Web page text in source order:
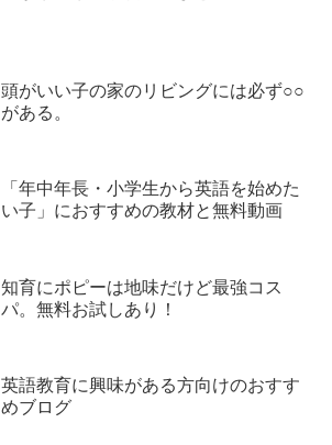
頭がいい子の家のリビングには必ず○○
がある。
「年中年長・小学生から英語を始めた
い子」におすすめの教材と無料動画
知育にポピーは地味だけど最強コス
パ。無料お試しあり！
英語教育に興味がある方向けのおすす
めブログ